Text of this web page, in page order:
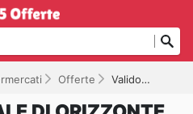
Offerte Valido fino a 31/10/2026